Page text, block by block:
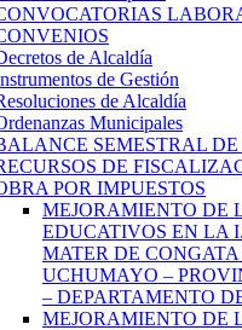
de Alcaldía
de Gestión
de Alcaldía
Municipales
SEMESTRAL
DE
POR IMPUESTOS
MEJORAMIENTO DE
EDUCATIVOS EN LA
MATER DE
UCHUMAYO –
– DEPARTAMENTO
MEJORAMIENTO DE